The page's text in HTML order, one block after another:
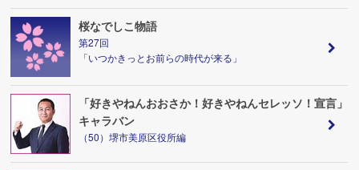
桜なでしこ物語
第27回
「いつかきっとお前らの時代が来る」
「好きやねんおおさか！好きやねんセレッソ！宣言」
キャラバン
（50）堺市美原区役所編